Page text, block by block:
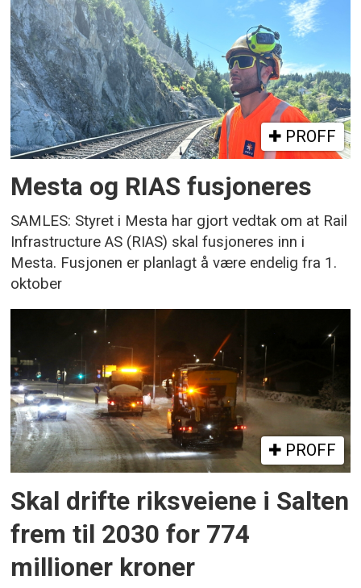
PROFF
Mesta og RIAS fusjoneres
SAMLES: Styret i Mesta har gjort vedtak om at Rail
Infrastructure AS (RIAS) skal fusjoneres inn i
Mesta. Fusjonen er planlagt å være endelig fra 1.
oktober
PROFF
Skal drifte riksveiene i Salten
frem til 2030 for 774
millioner kroner